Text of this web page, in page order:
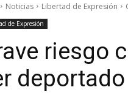
Noticias Libertad de Expresión
de Expresión
riesgo
deportado